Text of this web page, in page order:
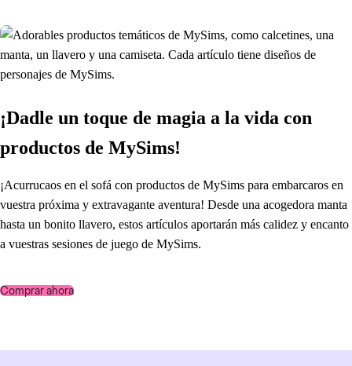
¡Dadle un toque de magia a la vida con
productos de MySims!
¡Acurrucaos en el sofá con productos de MySims para embarcaros en
vuestra próxima y extravagante aventura! Desde una acogedora manta
hasta un bonito llavero, estos artículos aportarán más calidez y encanto
a vuestras sesiones de juego de MySims.
Comprar ahora